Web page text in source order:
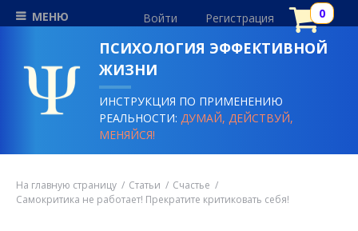
МЕНЮ Войти Регистрация
ПСИХОЛОГИЯ ЭФФЕКТИВНОЙ
ЖИЗНИ
ИНСТРУКЦИЯ ПО ПРИМЕНЕНИЮ
РЕАЛЬНОСТИ:ДУМАЙ, ДЕЙСТВУЙ,
МЕНЯЙСЯ!
На главную страницу Статьи
Счастье
Самокритика не работает! Прекратите критиковать себя!